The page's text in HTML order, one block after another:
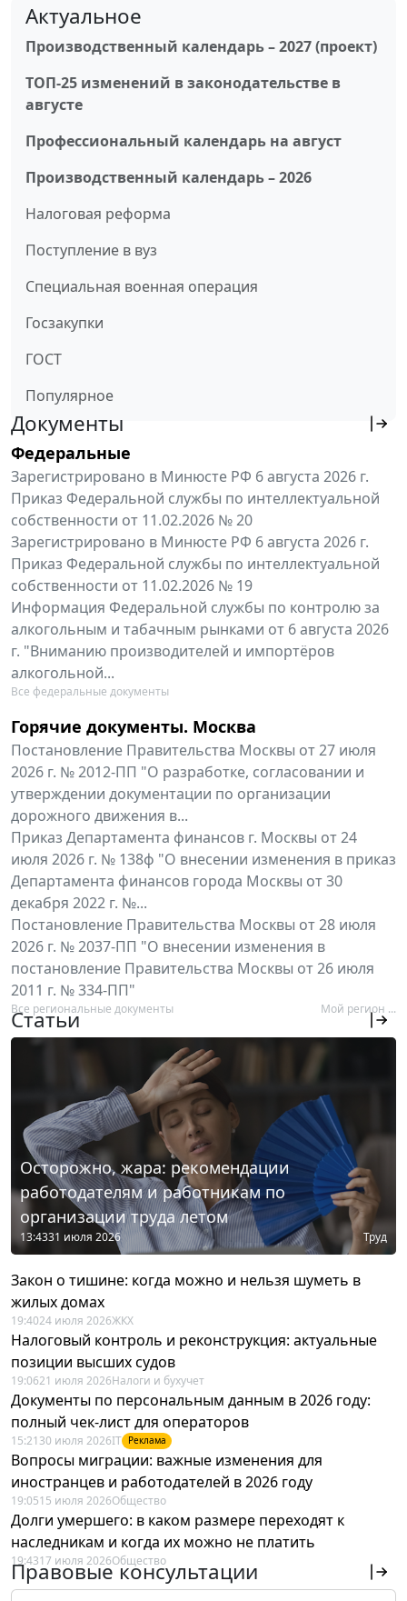
Актуальное
Производственный календарь – 2027 (проект)
ТОП-25 изменений в законодательстве в
августе
Профессиональный календарь на август
Производственный календарь – 2026
Налоговая реформа
Поступление в вуз
Специальная военная операция
Госзакупки
ГОСТ
Популярное
Документы
Федеральные
Зарегистрировано в Минюсте РФ 6 августа 2026 г.
Приказ Федеральной службы по интеллектуальной
собственности от 11.02.2026 № 20
Зарегистрировано в Минюсте РФ 6 августа 2026 г.
Приказ Федеральной службы по интеллектуальной
собственности от 11.02.2026 № 19
Информация Федеральной службы по контролю за
алкогольным и табачным рынками от 6 августа 2026
г. "Вниманию производителей и импортёров
алкогольной...
Все федеральные документы
Горячие документы. Москва
Постановление Правительства Москвы от 27 июля
2026 г. № 2012-ПП "О разработке, согласовании и
утверждении документации по организации
дорожного движения в...
Приказ Департамента финансов г. Москвы от 24
июля 2026 г. № 138ф "О внесении изменения в приказ
Департамента финансов города Москвы от 30
декабря 2022 г. №...
Постановление Правительства Москвы от 28 июля
2026 г. № 2037-ПП "О внесении изменения в
постановление Правительства Москвы от 26 июля
2011 г. № 334-ПП"
Все региональные документы Мой регион ...
Статьи
Осторожно, жара: рекомендации
работодателям и работникам по
организации труда летом
13:4331 июля 2026 Труд
Закон о тишине: когда можно и нельзя шуметь в
жилых домах
19:4024 июля 2026ЖКХ
Налоговый контроль и реконструкция: актуальные
позиции высших судов
19:0621 июля 2026Налоги и бухучет
Документы по персональным данным в 2026 году:
полный чек-лист для операторов
15:21 30 июля 2026IT Реклама
Вопросы миграции: важные изменения для
иностранцев и работодателей в 2026 году
19:0515 июля 2026Общество
Долги умершего: в каком размере переходят к
наследникам и когда их можно не платить
19:4317 июля 2026Общество
Правовые консультации